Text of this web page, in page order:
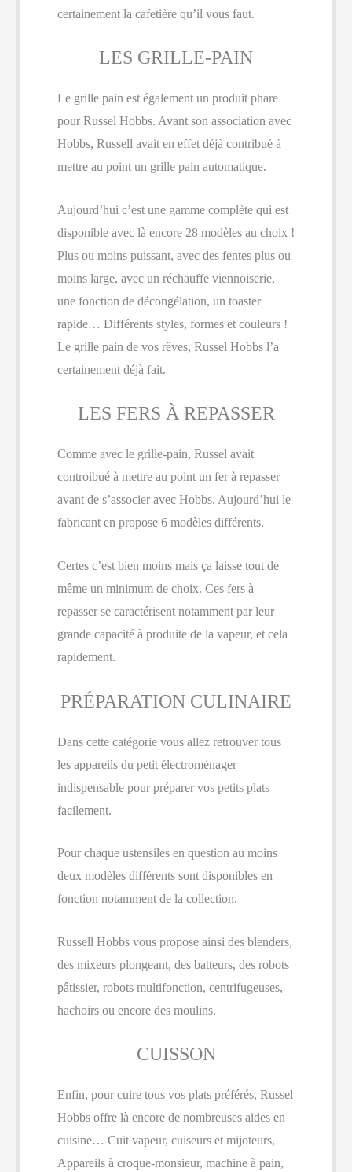
certainement la cafetière qu’il vous faut.
LES GRILLE-PAIN
Le grille pain est également un produit phare
pour Russel Hobbs. Avant son association avec
Hobbs, Russell avait en effet déjà contribué à
mettre au point un grille pain automatique.
Aujourd’hui c’est une gamme complète qui est
disponible avec là encore 28 modèles au choix !
Plus ou moins puissant, avec des fentes plus ou
moins large, avec un réchauffe viennoiserie,
une fonction de décongélation, un toaster
rapide… Différents styles, formes et couleurs !
Le grille pain de vos rêves, Russel Hobbs l’a
certainement déjà fait.
LES FERS À REPASSER
Comme avec le grille-pain, Russel avait
controibué à mettre au point un fer à repasser
avant de s’associer avec Hobbs. Aujourd’hui le
fabricant en propose 6 modèles différents.
Certes c’est bien moins mais ça laisse tout de
même un minimum de choix. Ces fers à
repasser se caractérisent notamment par leur
grande capacité à produite de la vapeur, et cela
rapidement.
PRÉPARATION CULINAIRE
Dans cette catégorie vous allez retrouver tous
les appareils du petit électroménager
indispensable pour préparer vos petits plats
facilement.
Pour chaque ustensiles en question au moins
deux modèles différents sont disponibles en
fonction notamment de la collection.
Russell Hobbs vous propose ainsi des blenders,
des mixeurs plongeant, des batteurs, des robots
pâtissier, robots multifonction, centrifugeuses,
hachoirs ou encore des moulins.
CUISSON
Enfin, pour cuire tous vos plats préférés, Russel
Hobbs offre là encore de nombreuses aides en
cuisine… Cuit vapeur, cuiseurs et mijoteurs,
Appareils à croque-monsieur, machine à pain,